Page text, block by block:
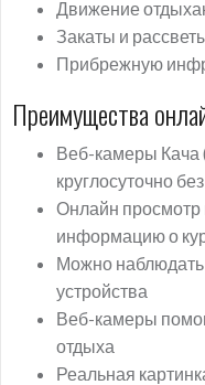
Движение
Закаты и
Прибрежную
Преимущества
Веб-камеры Кача
круглосуточно
Онлайн просмотр
информацию о
Можно
устройства
Веб-камеры
отдыха
Реальная